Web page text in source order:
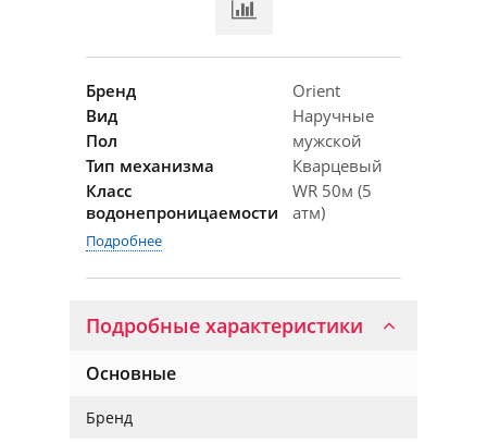
Бренд
Orient
Вид
Наручные
Пол
мужской
Тип механизма
Кварцевый
Класс
водонепроницаемости
WR 50м (5
атм)
Подробнее
Подробные характеристики
Основные
Бренд